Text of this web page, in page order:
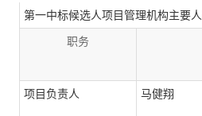
第一中标候选人项目管理机构主要
职务
项目负责人 马健翔